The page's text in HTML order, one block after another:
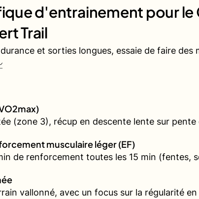
d'entrainement pour le
Trail
et sorties longues, essaie de faire des
(zone 3), récup en descente lente sur pente
musculaire léger (EF)
de renforcement toutes les 15 min (fentes,
vallonné, avec un focus sur la régularité